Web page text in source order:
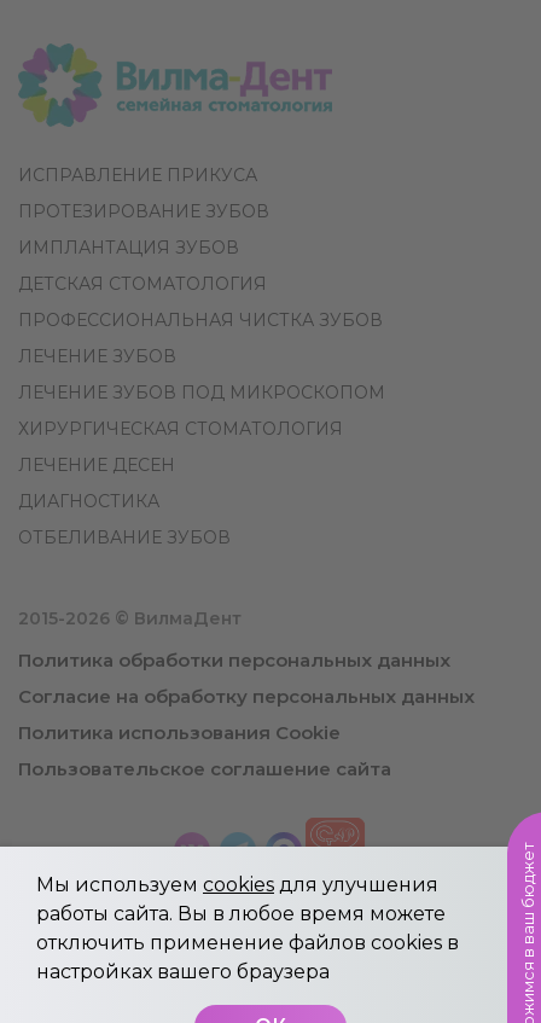
ИСПРАВЛЕНИЕ ПРИКУСА
ПРОТЕЗИРОВАНИЕ ЗУБОВ
ИМПЛАНТАЦИЯ ЗУБОВ
ДЕТСКАЯ СТОМАТОЛОГИЯ
ПРОФЕССИОНАЛЬНАЯ ЧИСТКА ЗУБОВ
ЛЕЧЕНИЕ ЗУБОВ
ЛЕЧЕНИЕ ЗУБОВ ПОД МИКРОСКОПОМ
ХИРУРГИЧЕСКАЯ СТОМАТОЛОГИЯ
ЛЕЧЕНИЕ ДЕСЕН
ДИАГНОСТИКА
ОТБЕЛИВАНИЕ ЗУБОВ
2015-2026 © ВилмаДент
Политика обработки персональных данных
Согласие на обработку персональных данных
Политика использования Cookie
Пользовательское соглашение сайта
Уложимся в ваш бюджет
Информация, указанная на сайте не является
публичной офертой.
Имеются противопоказания, необходима
Мы используем cookies для улучшения
работы сайта. Вы в любое время можете
отключить применение файлов cookies в
настройках вашего браузера